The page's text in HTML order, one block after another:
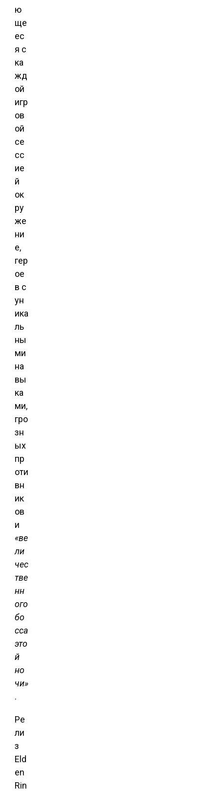
ю
ще
ес
я с
ка
жд
ой
игр
ов
ой
се
сс
ие
й
ок
ру
же
ни
е,
гер
ое
в с
ун
ика
ль
ны
ми
на
вы
ка
ми,
гро
зн
ых
пр
оти
вн
ик
ов
и
«ве
ли
чес
тве
нн
ого
бо
сса
это
й
но
чи»
.
Ре
ли
з
Eld
en
Rin